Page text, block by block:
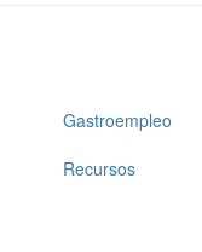
Gastroempleo
Recursos